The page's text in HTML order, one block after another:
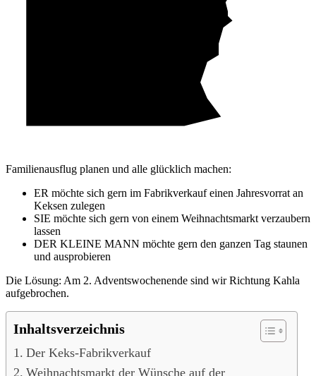
Familienausflug planen und alle glücklich machen:
ER möchte sich gern im Fabrikverkauf einen Jahresvorrat an
Keksen zulegen
SIE möchte sich gern von einem Weihnachtsmarkt verzaubern
lassen
DER KLEINE MANN möchte gern den ganzen Tag staunen
und ausprobieren
Die Lösung: Am 2. Adventswochenende sind wir Richtung Kahla
aufgebrochen.
Inhaltsverzeichnis
Der Keks-Fabrikverkauf
Weihnachtsmarkt der Wünsche auf der